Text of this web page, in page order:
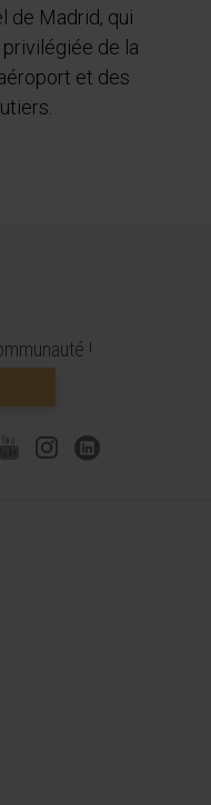
de Madrid, qui
de la
et des
!